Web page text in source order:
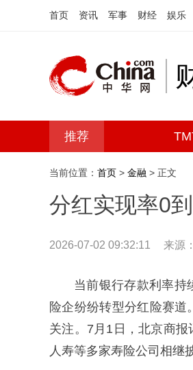
首页 资讯 军事 财经 娱乐
推荐
当前位置： 首页 > 金融 > 正文
分红实现率0
2026-07-02 09:32:11 来源
当前银行存款利率持
险企纷纷转型分红险赛
关注。7月1日，北京商
人寿等多家寿险公司相继